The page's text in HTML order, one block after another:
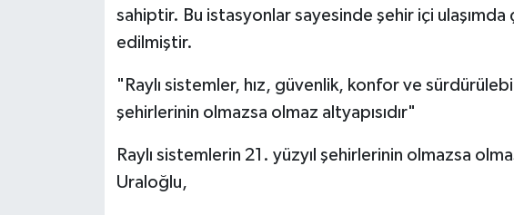
sahiptir. Bu istasyonlar sayesinde şehir içi
edilmiştir.
"Raylı sistemler, hız, güvenlik, konfor ve
şehirlerinin olmazsa olmaz altyapısıdır"
Raylı sistemlerin 21. yüzyıl şehirlerinin olmazsa
Uraloğlu,